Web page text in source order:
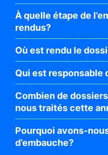
À quelle étape de
rendus?
Où est rendu le
Qui est responsable
Combien de
nous traités cette
Pourquoi avons-
d’embauche?